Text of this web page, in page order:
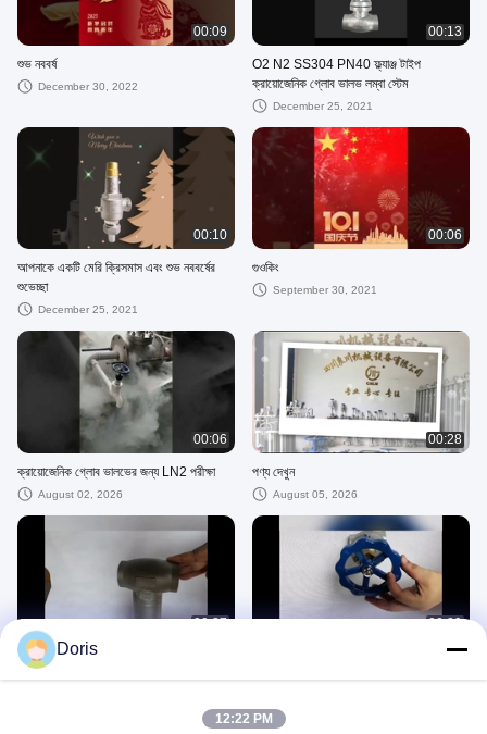
00:09
শুভ নববর্ষ
December 30, 2022
00:13
O2 N2 SS304 PN40 ফ্ল্যাঞ্জ টাইপ
ক্রায়োজেনিক গ্লোব ভালভ লম্বা স্টেম
December 25, 2021
00:10
আপনাকে একটি মেরি ক্রিসমাস এবং শুভ নববর্ষের
শুভেচ্ছা
December 25, 2021
00:06
গুওকিং
September 30, 2021
00:06
ক্রায়োজেনিক গ্লোব ভালভের জন্য LN2 পরীক্ষা
August 02, 2026
00:28
পণ্য দেখুন
August 05, 2026
00:27
ক্রায়োজেনিক ভালভ প্রস্তুতকারক
August 02, 2026
00:29
August 02, 2026
Doris
12:22 PM